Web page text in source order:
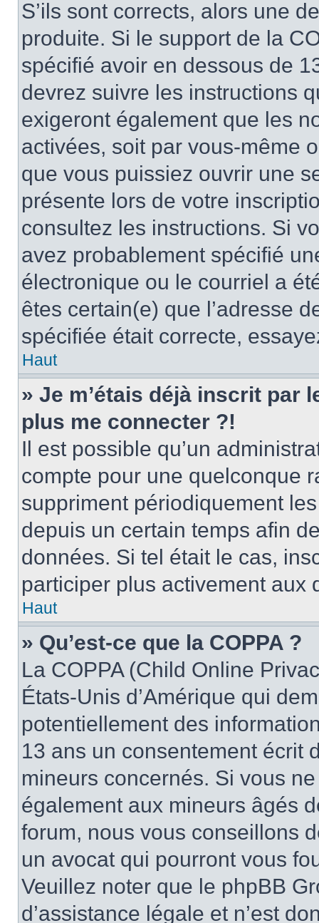
S’ils sont corrects, alors une
produite. Si le support de la
spécifié avoir en dessous de
devrez suivre les instructions
exigeront également que les
activées, soit par vous-même
que vous puissiez ouvrir une
présente lors de votre
consultez les instructions. Si
avez probablement spécifié
électronique ou le courriel a
êtes certain(e) que l’adresse
spécifiée était correcte,
Haut
» Je m’étais déjà inscrit par
plus me connecter ?!
Il est possible qu’un
compte pour une quelconque
suppriment périodiquement
depuis un certain temps afin
données. Si tel était le cas,
participer plus activement aux
Haut
» Qu’est-ce que la COPPA ?
La COPPA (Child Online
États-Unis d’Amérique qui
potentiellement des
13 ans un consentement écrit
mineurs concernés. Si vous
également aux mineurs âgés
forum, nous vous conseillons
un avocat qui pourront vous
Veuillez noter que le phpBB
d’assistance légale et n’est